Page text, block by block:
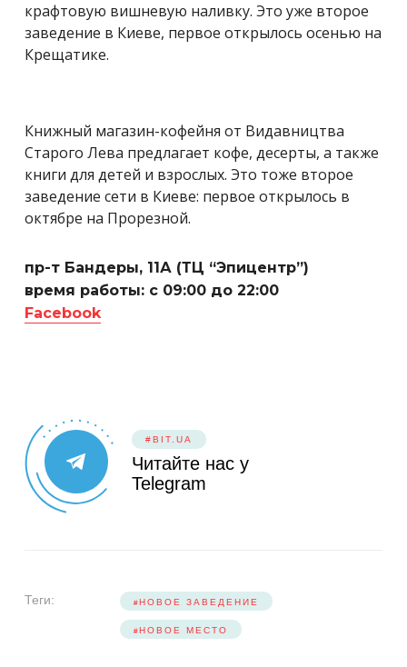
крафтовую вишневую наливку. Это уже второе
заведение в Киеве, первое открылось осенью на
Крещатике.
Книжный магазин-кофейня от Видавництва
Старого Лева предлагает кофе, десерты, а также
книги для детей и взрослых. Это тоже второе
заведение сети в Киеве: первое открылось в
октябре на Прорезной.
пр-т Бандеры, 11А (ТЦ “Эпицентр”)
время работы: с 09:00 до 22:00
Facebook
#BIT.UA
Читайте нас у
Telegram
Теги: НОВОЕ ЗАВЕДЕНИЕ
НОВОЕ МЕСТО